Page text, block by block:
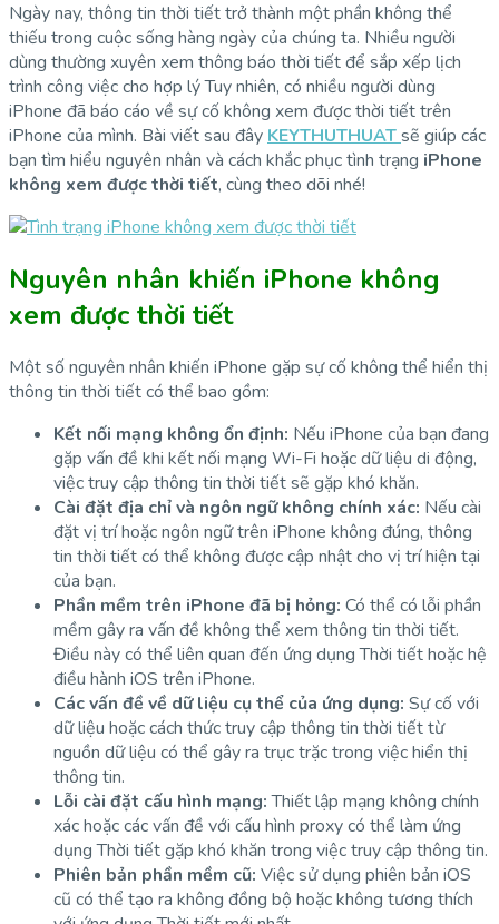
Ngày nay, thông tin thời tiết trở thành một phần không thể
thiếu trong cuộc sống hàng ngày của chúng ta. Nhiều người
dùng thường xuyên xem thông báo thời tiết để sắp xếp lịch
trình công việc cho hợp lý Tuy nhiên, có nhiều người dùng
iPhone đã báo cáo về sự cố không xem được thời tiết trên
iPhone của mình. Bài viết sau đâyKEYTHUTHUATsẽ giúp các
bạn tìm hiểu nguyên nhân và cách khắc phục tình trạng iPhone
không xem được thời tiết, cùng theo dõi nhé!
Nguyên nhân khiến iPhone không
xem được thời tiết
Một số nguyên nhân khiến iPhone gặp sự cố không thể hiển thị
thông tin thời tiết có thể bao gồm:
Kết nối mạng không ổn định: Nếu iPhone của bạn đang
gặp vấn đề khi kết nối mạng Wi-Fi hoặc dữ liệu di động,
việc truy cập thông tin thời tiết sẽ gặp khó khăn.
Cài đặt địa chỉ và ngôn ngữ không chính xác: Nếu cài
đặt vị trí hoặc ngôn ngữ trên iPhone không đúng, thông
tin thời tiết có thể không được cập nhật cho vị trí hiện tại
của bạn.
Phần mềm trên iPhone đã bị hỏng: Có thể có lỗi phần
mềm gây ra vấn đề không thể xem thông tin thời tiết.
Điều này có thể liên quan đến ứng dụng Thời tiết hoặc hệ
điều hành iOS trên iPhone.
Các vấn đề về dữ liệu cụ thể của ứng dụng: Sự cố với
dữ liệu hoặc cách thức truy cập thông tin thời tiết từ
nguồn dữ liệu có thể gây ra trục trặc trong việc hiển thị
thông tin.
Lỗi cài đặt cấu hình mạng:Thiết lập mạng không chính
xác hoặc các vấn đề với cấu hình proxy có thể làm ứng
dụng Thời tiết gặp khó khăn trong việc truy cập thông tin.
Phiên bản phần mềm cũ: Việc sử dụng phiên bản iOS
cũ có thể tạo ra không đồng bộ hoặc không tương thích